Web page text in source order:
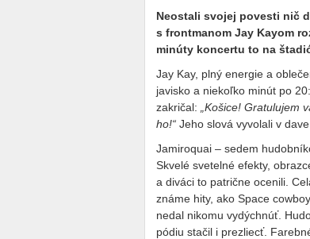
Kunsthalle/Hala
Terra Incognita
Putujúce mesto
prostredníctvom
vzdelávania
Sándor Márai
Neostali svojej povesti nič
s frontmanom Jay Kayom
minúty koncertu to na
Jay Kay, plný energie a
javisko a niekoľko minút po
zakričal:
„Košice! Gratulujem
ho!“ Jeho slová vyvolali v
Jamiroquai – sedem
Skvelé svetelné efekty,
a diváci to patrične ocenili.
známe hity, ako Space
nedal nikomu vydýchnúť.
pódiu stačil i prezliecť.